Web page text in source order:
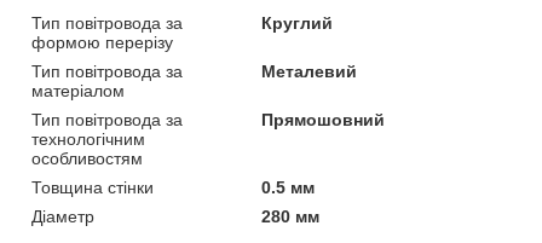
Тип повітровода за
формою перерізу
Круглий
Тип повітровода за
матеріалом
Металевий
Тип повітровода за
технологічним
особливостям
Прямошовний
Товщина стінки
0.5 мм
Діаметр
280 мм